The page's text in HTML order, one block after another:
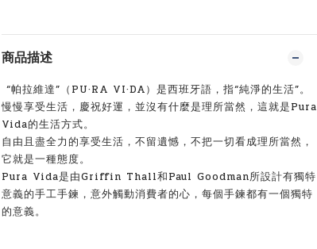
商品描述
“帕拉維達”（PU·RA VI·DA）是西班牙語，指“純淨的生活”。
慢慢享受生活，慶祝好運，並沒有什麼是理所當然，這就是Pura
Vida的生活方式。
自由且盡全力的享受生活，不留遺憾，不把一切看成理所當然，
它就是一種態度。
Pura Vida是由Griffin Thall和Paul Goodman所設計有獨特
意義的手工手鍊，意外觸動消費者的心，每個手鍊都有一個獨特
的意義。